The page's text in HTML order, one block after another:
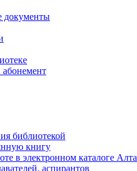
документы
библиотекой
книгу
в электронном каталоге
аспирантов